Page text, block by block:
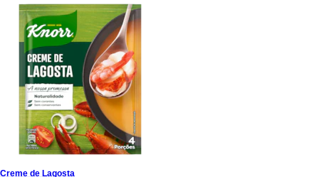
Creme de Lagosta